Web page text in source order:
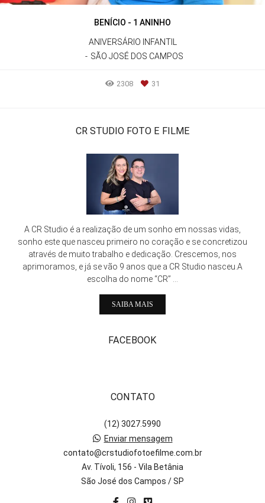
BENÍCIO - 1 ANINHO
ANIVERSÁRIO INFANTIL
SÃO JOSÉ DOS CAMPOS
2308 31
CR STUDIO FOTO E FILME
A CR Studio é a realização de um sonho em nossas vidas,
sonho este que nasceu primeiro no coração e se concretizou
através de muito trabalho e dedicação. Crescemos, nos
aprimoramos, e já se vão 9 anos que a CR Studio nasceu.A
escolha do nome “CR” ...
SAIBA MAIS
FACEBOOK
CONTATO
(12) 3027.5990
Enviar mensagem
contato@crstudiofotoefilme.com.br
Av. Tívoli, 156 - Vila Betânia
São José dos Campos / SP